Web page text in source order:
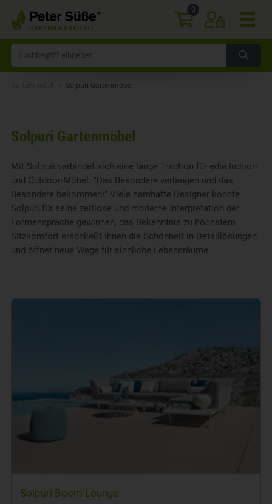
0
Solpuri Gartenmöbel
Solpuri Gartenmöbel
Mit Solpuri verbindet sich eine lange Tradtion für edle Indoor-
und Outdoor-Möbel. "Das Besondere verlangen und das
Besondere bekommen!" Viele namhafte Designer konnte
Solpuri für seine zeitlose und moderne Interpretation der
Formensprache gewinnen, das Bekenntnis zu höchstem
Sitzkomfort erschließt Ihnen die Schönheit in Detaillösungen
und öffnet neue Wege für sinnliche Lebensräume.
Solpuri Boom Lounge